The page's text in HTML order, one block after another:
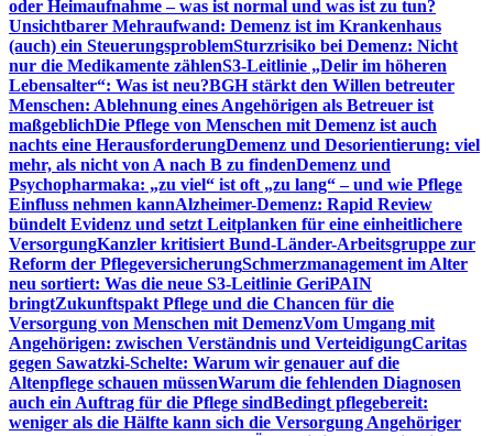
oder Heimaufnahme – was ist normal und was ist zu tun?
Unsichtbarer Mehraufwand: Demenz ist im Krankenhaus
(auch) ein SteuerungsproblemSturzrisiko bei Demenz: Nicht
nur die Medikamente zählenS3-Leitlinie „Delir im höheren
Lebensalter“: Was ist neu?BGH stärkt den Willen betreuter
Menschen: Ablehnung eines Angehörigen als Betreuer ist
maßgeblichDie Pflege von Menschen mit Demenz ist auch
nachts eine HerausforderungDemenz und Desorientierung: viel
mehr, als nicht von A nach B zu findenDemenz und
Psychopharmaka: „zu viel“ ist oft „zu lang“ – und wie Pflege
Einfluss nehmen kannAlzheimer-Demenz: Rapid Review
bündelt Evidenz und setzt Leitplanken für eine einheitlichere
VersorgungKanzler kritisiert Bund-Länder-Arbeitsgruppe zur
Reform der PflegeversicherungSchmerzmanagement im Alter
neu sortiert: Was die neue S3-Leitlinie GeriPAIN
bringtZukunftspakt Pflege und die Chancen für die
Versorgung von Menschen mit DemenzVom Umgang mit
Angehörigen: zwischen Verständnis und VerteidigungCaritas
gegen Sawatzki-Schelte: Warum wir genauer auf die
Altenpflege schauen müssenWarum die fehlenden Diagnosen
auch ein Auftrag für die Pflege sindBedingt pflegebereit:
weniger als die Hälfte kann sich die Versorgung Angehöriger